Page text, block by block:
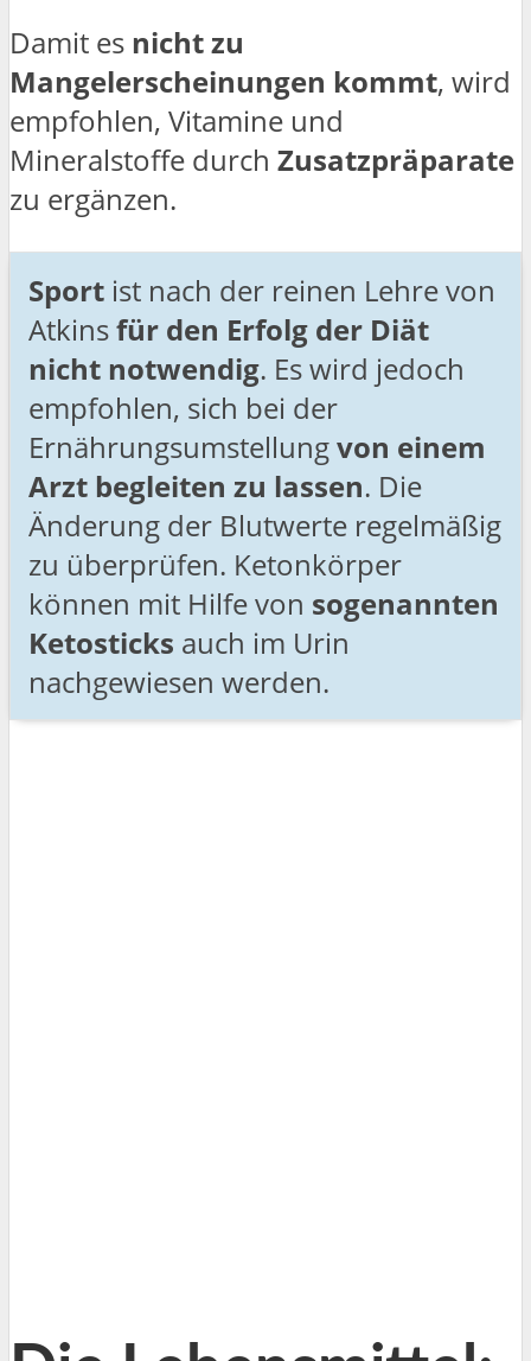
Damit es nicht zu
Mangelerscheinungen kommt, wird
empfohlen, Vitamine und
Mineralstoffe durch Zusatzpräparate
zu ergänzen.
Sport ist nach der reinen Lehre von
Atkinsfür den Erfolg der Diät
nicht notwendig. Es wird jedoch
empfohlen, sich bei der
Ernährungsumstellungvon einem
Arzt begleiten zu lassen. Die
Änderung der Blutwerte regelmäßig
zu überprüfen. Ketonkörper
können mit Hilfe von sogenannten
Ketosticks auch im Urin
nachgewiesen werden.